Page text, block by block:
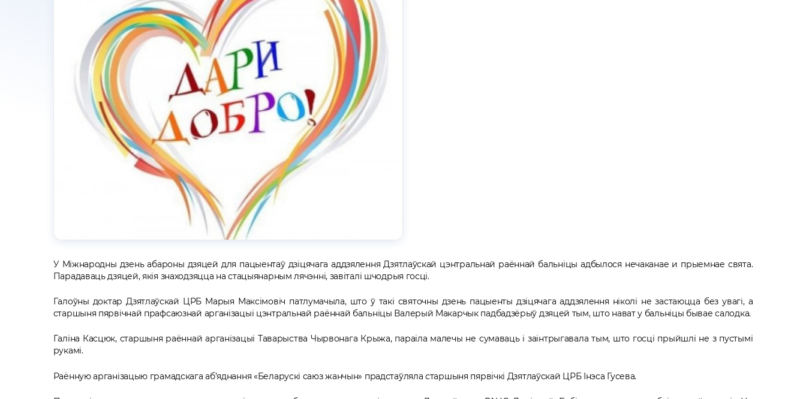
У Міжнародны дзень абароны дзяцей для пацыентаў дзіцячага аддзялення Дзятлаўскай цэнтральнай раённай бальніцы адбылося нечаканае и прыемнае свята.
Парадаваць дзяцей, якія знаходзяцца на стацыянарным лячэнні, завіталі шчодрыя госці.
Галоўны доктар Дзятлаўскай ЦРБ Марыя Максімовіч патлумачыла, што ў такі святочны дзень пацыенты дзіцячага аддзялення ніколі не застаюцца без увагі, а
старшыня пярвічнай прафсаюзнай арганізацыі цэнтральнай раённай бальніцы Валерый Макарчык падбадзёрыў дзяцей тым, што нават у бальніцы бывае салодка.
Галіна Касцюк, старшыня раённай арганізацыі Таварыства Чырвонага Крыжа, параіла малечы не сумаваць і заінтрыгавала тым, што госці прыйшлі не з пустымі
рукамі.
Раённую арганізацыю грамадскага аб’яднання «Беларускі саюз жанчын» прадстаўляла старшыня пярвічкі Дзятлаўскай ЦРБ Інэса Гусева.